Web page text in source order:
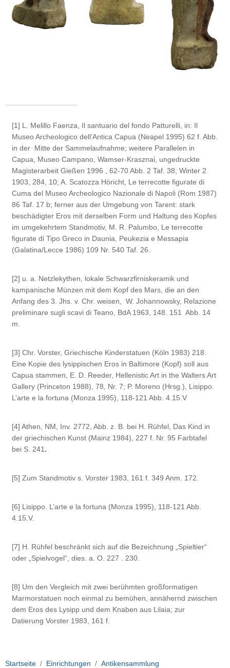
[1] L. Melillo Faenza, Il santuario del fondo Patturelli, in: Il
Museo Archeologico dell’Antica Capua (Neapel 1995) 62 f. Abb.
in der Mitte der Sammelaufnahme; weitere Parallelen in
Capua, Museo Campano, Wamser-Krasznai, ungedruckte
Magisterarbeit Gießen 1996 , 62-70 Abb. 2 Taf. 38; Winter 2
1903, 284, 10; A. Scatozza Höricht, Le terrecotte figurate di
Cuma del Museo Archeologico Nazionale di Napoli (Rom 1987)
86 Taf. 17 b; ferner aus der Umgebung von Tarent: stark
beschädigter Eros mit derselben Form und Haltung des Kopfes
im umgekehrtem Standmotiv, M. R. Palumbo, Le terrecotte
figurate di Tipo Greco in Daunia, Peukezia e Messapia
(Galatina/Lecce 1986) 109 Nr. 540 Taf. 26.
[2] u. a. Netzlekythen, lokale Schwarzfirniskeramik und
kampanische Münzen mit dem Kopf des Mars, die an den
Anfang des 3. Jhs. v. Chr. weisen, W. Johannowsky, Relazione
preliminare sugli scavi di Teano, BdA 1963, 148. 151 Abb. 14
m.
[3] Chr. Vorster, Griechische Kinderstatuen (Köln 1983) 218.
Eine Kopie des lysippischen Eros in Baltimore (Kopf) soll aus
Capua stammen, E. D. Reeder, Hellenistic Art in the Walters Art
Gallery (Princeton 1988), 78, Nr. 7; P. Moreno (Hrsg.), Lisippo.
L’arte e la fortuna (Monza 1995), 118-121 Abb. 4.15.V
[4] Athen, NM, Inv. 2772, Abb. z. B. bei H. Rühfel, Das Kind in
der griechischen Kunst (Mainz 1984), 227 f. Nr. 95 Farbtafel
bei S. 241.
[5] Zum Standmotiv s. Vorster 1983, 161 f. 349 Anm. 172.
[6] Lisippo. L’arte e la fortuna (Monza 1995), 118-121 Abb.
4.15.V.
[7] H. Rühfel beschränkt sich auf die Bezeichnung „Spieltier“
oder „Spielvogel“, dies. a. O. 227 . 230.
[8] Um den Vergleich mit zwei berühmten großformatigen
Marmorstatuen noch einmal zu bemühen, annähernd zwischen
dem Eros des Lysipp und dem Knaben aus Lilaia; zur
Datierung Vorster 1983, 161 f.
Startseite Einrichtungen Antikensammlung